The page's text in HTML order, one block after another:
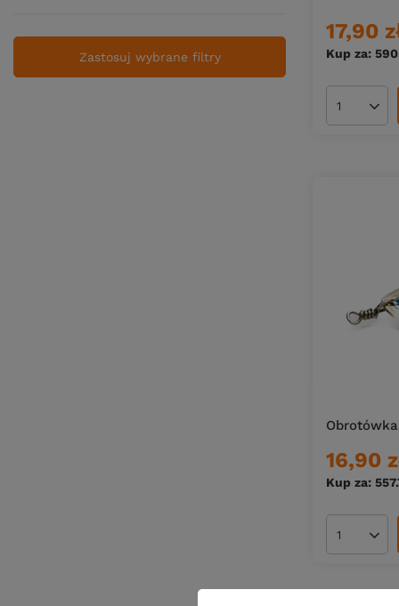
Fantazy Baits
Favorite
Zastosuj wybrane filtry
17,90
Kup za:
Ilość
16,90
Kup za:
Ilość